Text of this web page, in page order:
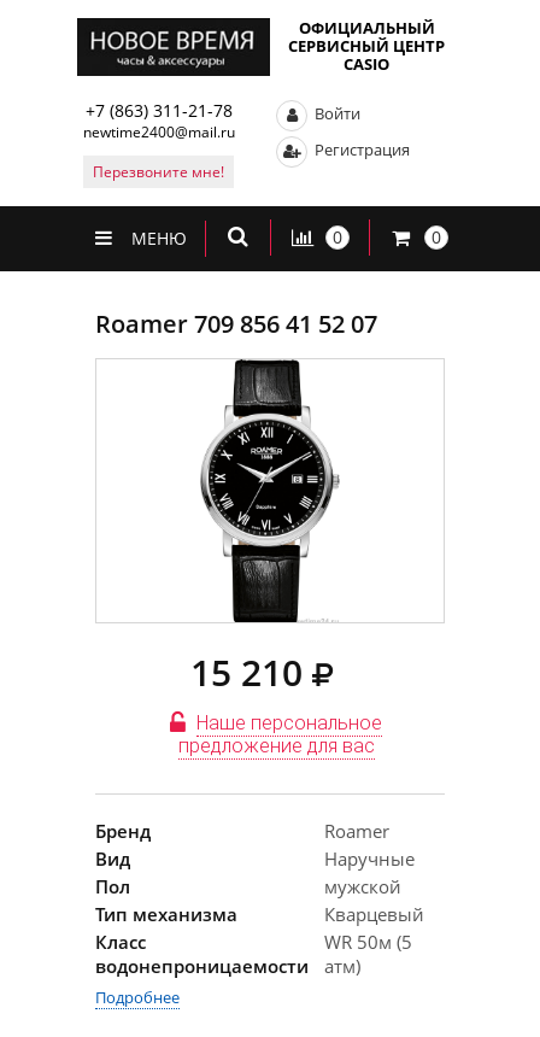
ОФИЦИАЛЬНЫЙ
СЕРВИСНЫЙ ЦЕНТР
CASIO
+7 (863) 311-21-78
newtime2400@mail.ru
Перезвоните мне!
Войти
Регистрация
МЕНЮ 0 0
Roamer 709 856 41 52 07
15 210
Наше персональное
предложение для вас
Бренд
Roamer
Вид
Наручные
Пол
мужской
Тип механизма
Кварцевый
Класс
водонепроницаемости
WR 50м (5
атм)
Подробнее